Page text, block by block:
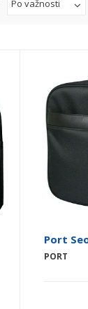
Po važnosti
Port
PORT